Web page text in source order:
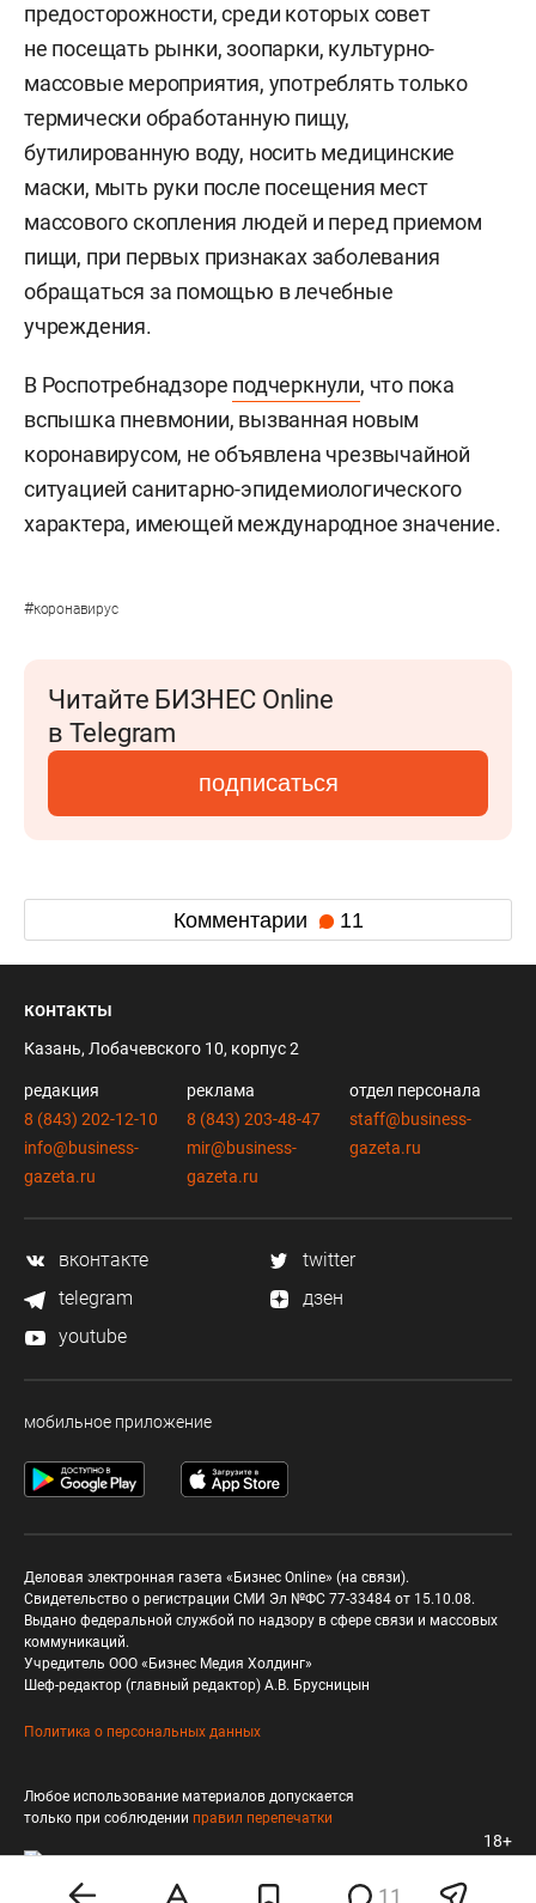
предосторожности, среди которых совет
не посещать рынки, зоопарки, культурно-
массовые мероприятия, употреблять только
термически обработанную пищу,
бутилированную воду, носить медицинские
маски, мыть руки после посещения мест
массового скопления людей и перед приемом
пищи, при первых признаках заболевания
обращаться за помощью в лечебные
учреждения.
В Роспотребнадзоре подчеркнули, что пока
вспышка пневмонии, вызванная новым
коронавирусом, не объявлена чрезвычайной
ситуацией санитарно-эпидемиологического
характера, имеющей международное значение.
#коронавирус
Читайте БИЗНЕС Online
в Telegram
подписаться
Комментарии 11
11
контакты
Казань, Лобачевского 10, корпус 2
редакция
8 (843) 202-12-10
info@business-
gazeta.ru
реклама
8 (843) 203-48-47
mir@business-
gazeta.ru
отдел персонала
staff@business-
gazeta.ru
вконтакте
twitter
telegram
дзен
youtube
мобильное приложение
Деловая электронная газета «Бизнес Online» (на связи).
Свидетельство о регистрации СМИ Эл №ФС 77-33484 от 15.10.08.
Выдано федеральной службой по надзору в сфере связи и массовых
коммуникаций.
Учредитель ООО «Бизнес Медия Холдинг»
Шеф-редактор (главный редактор) А.В. Брусницын
Политика о персональных данных
Любое использование материалов допускается
только при соблюдении правил перепечатки
18+